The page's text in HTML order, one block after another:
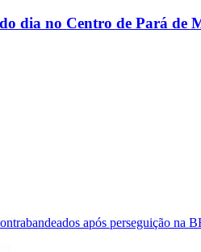
dia no Centro de Pará de
após perseguição na